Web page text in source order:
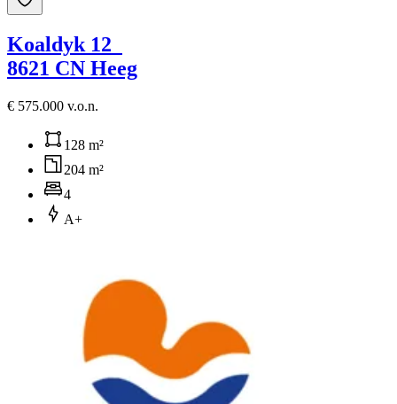
Koaldyk 12
8621 CN Heeg
€ 575.000 v.o.n.
128 m²
204 m²
4
A+